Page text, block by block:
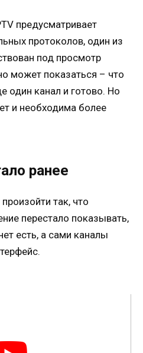
предусматривает
протоколов, один из
под просмотр
может показаться – что
один канал и готово. Но
и необходима более
ранее
так, что
перестало показывать,
есть, а сами каналы